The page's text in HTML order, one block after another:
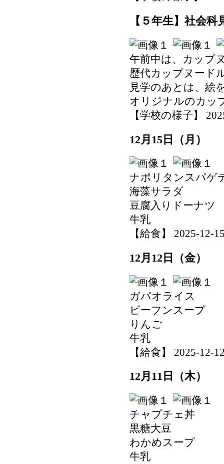
【５年生】社会科
午前中は、カップ
歴代カップヌード
見学のあとは、絵
オリジナルのカッ
【学校の様子】
12月15日（月）
ナポリタンスパゲ
海藻サラダ
豆腐入りドーナツ
牛乳
【給食】 2025-12-
12月12日（金）
ガパオライス
ビーフンスープ
りんご
牛乳
【給食】 2025-12-
12月11日（木）
チャプチェ丼
黒糖大豆
わかめスープ
牛乳